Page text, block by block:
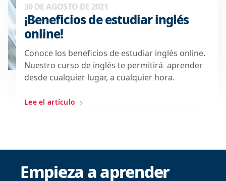
30 DE AGOSTO DE 2021
¡Beneficios de estudiar inglés
online!
Conoce los beneficios de estudiar inglés online.
Nuestro curso de inglés te permitirá aprender
desde cualquier lugar, a cualquier hora.
Lee el artículo
Empieza a aprender